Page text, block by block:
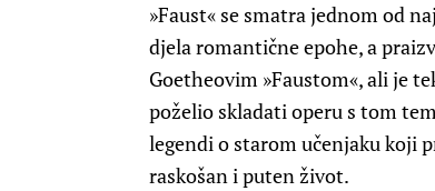
»Faust« se smatra jednom od
djela romantične epohe, a
Goetheovim »Faustom«, ali je
poželio skladati operu s tom
legendi o starom učenjaku koji
raskošan i puten život.